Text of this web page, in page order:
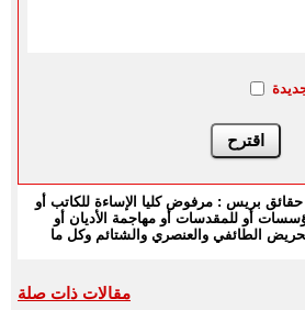
بريس : مرفوض كليا الإساءة للكاتب أو
أو للمقدسات أو مهاجمة الأديان أو
الطائفي والعنصري والشتائم وكل ما
مقالات ذات صلة